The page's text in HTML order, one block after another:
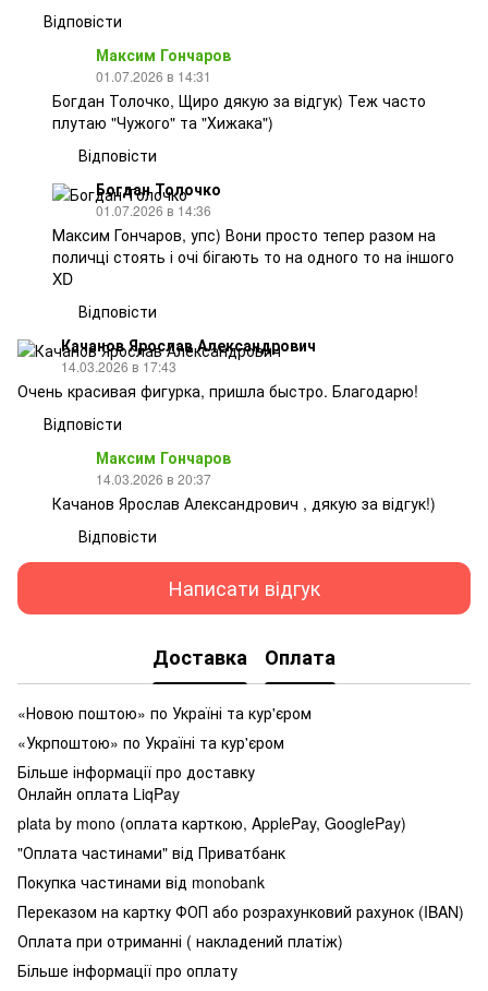
Відповісти
Максим Гончаров
01.07.2026 в 14:31
Богдан Толочко, Щиро дякую за відгук) Теж часто
плутаю "Чужого" та "Хижака")
Відповісти
Богдан Толочко
01.07.2026 в 14:36
Максим Гончаров, упс) Вони просто тепер разом на
поличці стоять і очі бігають то на одного то на іншого
XD
Відповісти
Качанов Ярослав Александрович
14.03.2026 в 17:43
Очень красивая фигурка, пришла быстро. Благодарю!
Відповісти
Максим Гончаров
14.03.2026 в 20:37
Качанов Ярослав Александрович , дякую за відгук!)
Відповісти
Написати відгук
Доставка Оплата
«Новою поштою» по Україні та кур'єром
«Укрпоштою» по Україні та кур'єром
Більше інформації про доставку
Онлайн оплата LiqPay
plata by mono (оплата карткою, ApplePay, GooglePay)
"Оплата частинами" від Приватбанк
Покупка частинами від monobank
Переказом на картку ФОП або розрахунковий рахунок (IBAN)
Оплата при отриманні ( накладений платіж)
Більше інформації про оплату